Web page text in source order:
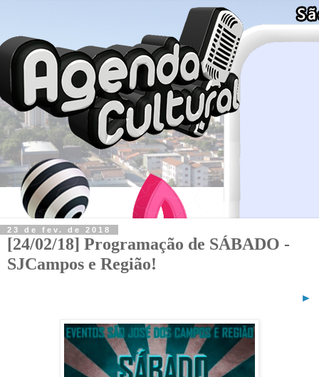
23 de fev. de 2018
[24/02/18] Programação de SÁBADO -
SJCampos e Região!
►